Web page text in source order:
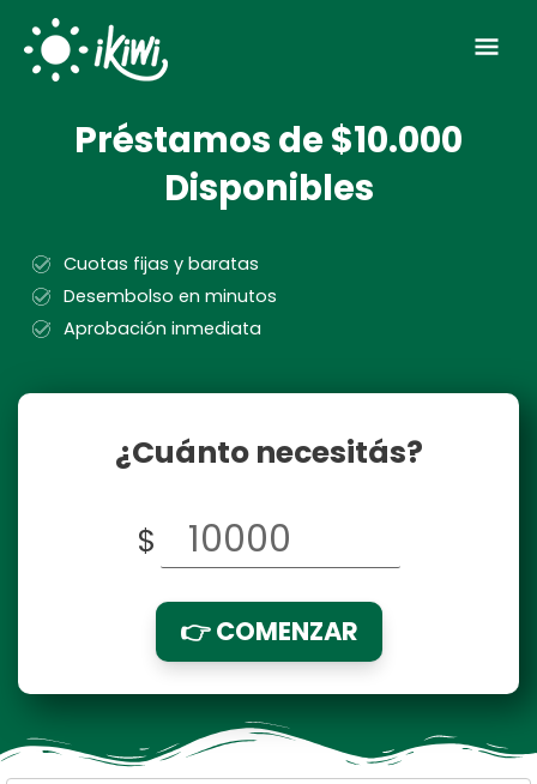
content
Préstamos de $10.000
Disponibles
Cuotas fijas y baratas
Desembolso en minutos
Aprobación inmediata
¿Cuánto necesitás?
$
👉 COMENZAR